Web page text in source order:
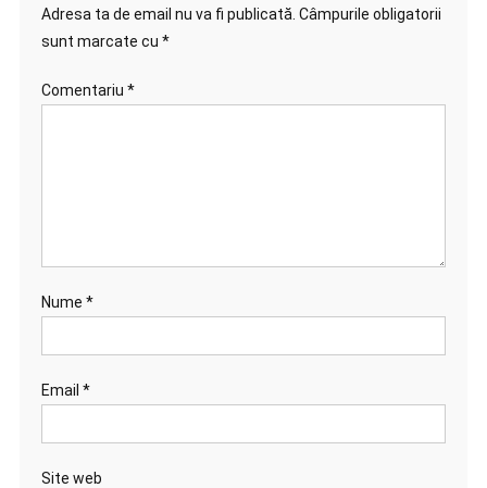
Adresa ta de email nu va fi publicată. Câmpurile obligatorii
sunt marcate cu *
Comentariu *
Nume *
Email *
Site web